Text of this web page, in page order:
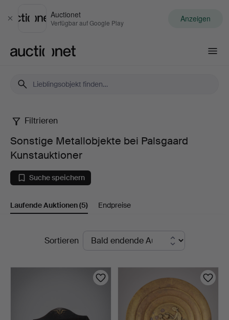
Schließen
Auctionet
Verfügbar auf Google Play Anzeigen
Sonstige
Metallobjekte
bei
Palsgaard
Filtrieren
Sonstige Metallobjekte bei Palsgaard
Kunstauktioner
Suche speichern
Laufende Auktionen(5) Endpreise
LaufendeSortieren